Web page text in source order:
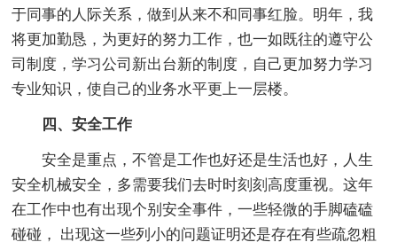
于同事的人际关系，做到从来不和同事红脸。明年，我
将更加勤恳，为更好的努力工作，也一如既往的遵守公
司制度，学习公司新出台新的制度，自己更加努力学习
专业知识，使自己的业务水平更上一层楼。
四、安全工作
安全是重点，不管是工作也好还是生活也好，人生
安全机械安全，多需要我们去时时刻刻高度重视。这年
在工作中也有出现个别安全事件，一些轻微的手脚磕磕
碰碰， 出现这一些列小的问题证明还是存在有些疏忽粗